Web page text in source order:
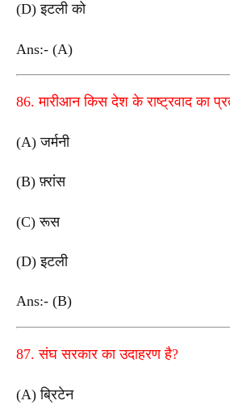
(D) इटली को
Ans:- (A)
86. मारीआन किस देश के राष्ट्रवाद का
(A) जर्मनी
(B) फ़्रांस
(C) रूस
(D) इटली
Ans:- (B)
87. संघ सरकार का उदाहरण है?
(A) ब्रिटेन